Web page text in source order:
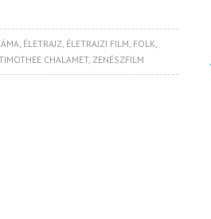
, ÉLETRAJZ, ÉLETRAJZI FILM, FOLK,
CHALAMET, ZENÉSZFILM